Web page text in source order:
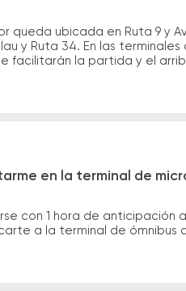
queda ubicada en Ruta 9 y
y Ruta 34. En las
facilitarán la partida y el
en la terminal de
con 1 hora de anticipación
a la terminal de ómnibus